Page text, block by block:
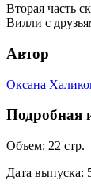
Вторая часть
Вилли с
Автор
Оксана
Подробная
Объем: 22 стр.
Дата выпуска: